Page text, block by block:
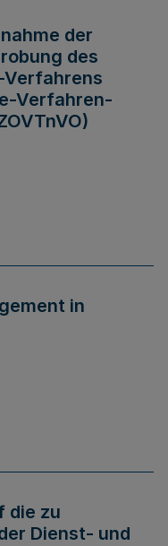
der
des
Verfahren-
in
die zu
Dienst- und